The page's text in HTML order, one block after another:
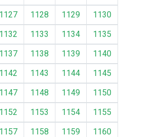
1127 1128 1129
1130
1132 1133 1134
1135
1137 1138 1139
1140
1142 1143 1144
1145
1147 1148 1149
1150
1152 1153 1154
1155
1157 1158 1159
1160